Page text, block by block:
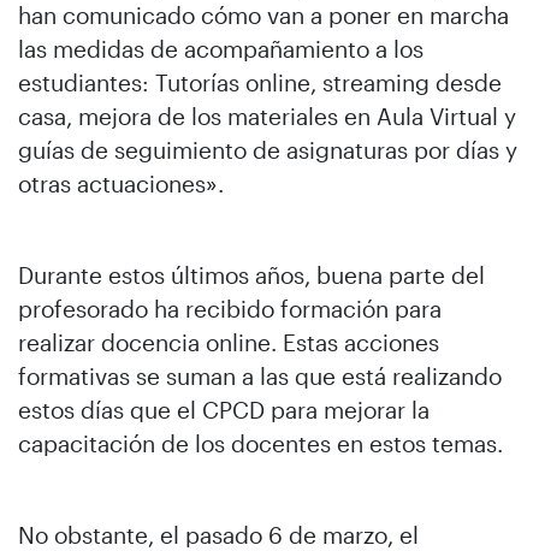
han comunicado cómo van a poner en marcha
las medidas de acompañamiento a los
estudiantes: Tutorías online, streaming desde
casa, mejora de los materiales en Aula Virtual y
guías de seguimiento de asignaturas por días y
otras actuaciones».
Durante estos últimos años, buena parte del
profesorado ha recibido formación para
realizar docencia online. Estas acciones
formativas se suman a las que está realizando
estos días que el CPCD para mejorar la
capacitación de los docentes en estos temas.
No obstante, el pasado 6 de marzo, el